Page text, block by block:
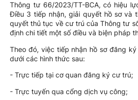
Thông tư 66/2023/TT-BCA, có hiệu
Điều 3 tiếp nhận, giải quyết hồ sơ và
quyết thủ tục về cư trú của Thông tư
định chi tiết một số điều và biện pháp
Theo đó, việc tiếp nhận hồ sơ đăng
dưới các hình thức sau:
- Trực tiếp tại cơ quan đăng ký cư trú;
- Trực tuyến qua cổng dịch vụ công;